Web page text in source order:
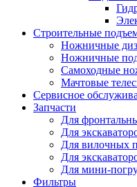
Строительные
Ножничные
Ножничные
Самоходные
Мачтовые
Сервисное
Запчасти
Для
Для
Для вилочных
Для
Для мини-
Фильтры